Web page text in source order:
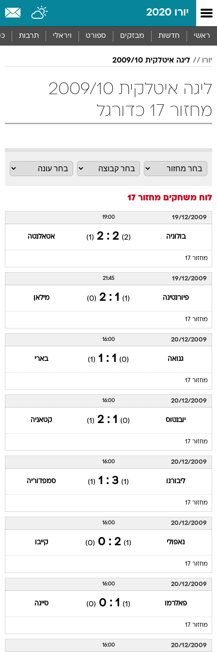
יורו 2020
ראשי חדשות מבזקים ספורט ויראלי תרבות
יורו ליגה איטלקית 2009/10
ליגה איטלקית 2009/10
מחזור 17 כדורגל
לוח משחקים מחזור 17
19/12/2009
19:00
בולוניה (2)
2 : 2
(1) אטאלנטה
מחזור 17
19/12/2009
21:45
פיורנטינה (1)
1 : 2
(0) מילאן
מחזור 17
20/12/2009
16:00
גנואה (0)
1 : 1
(1) בארי
מחזור 17
20/12/2009
16:00
יובנטוס (0)
1 : 2
(1) קטאניה
מחזור 17
20/12/2009
16:00
ליבורנו (1)
3 : 1
(1) סמפדוריה
מחזור 17
20/12/2009
16:00
נאפולי (1)
2 : 0
(0) קייבו
מחזור 17
20/12/2009
16:00
פאלרמו (1)
1 : 0
(0) סיינה
מחזור 17
20/12/2009
16:00